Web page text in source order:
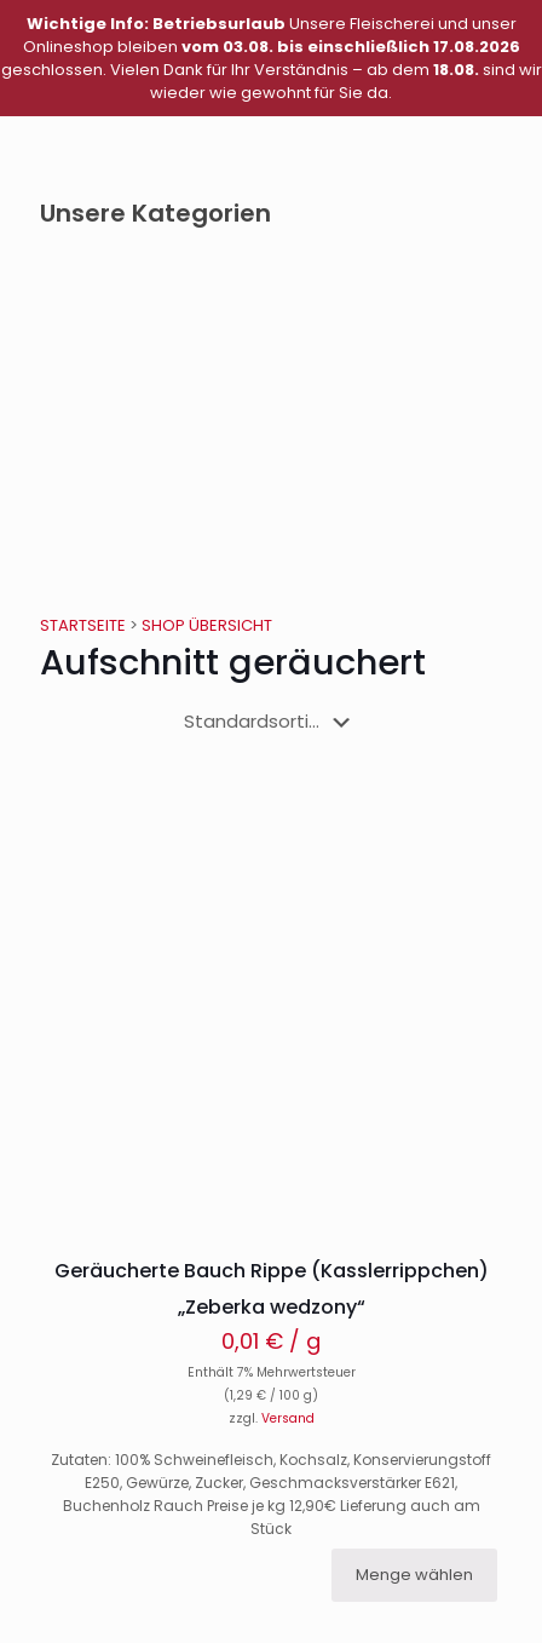
0
Unsere Kategorien
STARTSEITE > SHOP ÜBERSICHT
Aufschnitt geräuchert
Geräucherte Bauch Rippe (Kasslerrippchen)
„Zeberka wedzony“
0,01 € / g
Enthält 7% Mehrwertsteuer
(1,29 € / 100 g)
zzgl. Versand
Zutaten: 100% Schweinefleisch, Kochsalz, Konservierungstoff
E250, Gewürze, Zucker, Geschmacksverstärker E621,
Buchenholz Rauch Preise je kg 12,90€ Lieferung auch am
Stück
Menge wählen
Wichtige Info: Betriebsurlaub Unsere Fleischerei und unser
Onlineshop bleiben vom 03.08. bis einschließlich 17.08.2026
geschlossen. Vielen Dank für Ihr Verständnis – ab dem 18.08.sind wir
wieder wie gewohnt für Sie da.